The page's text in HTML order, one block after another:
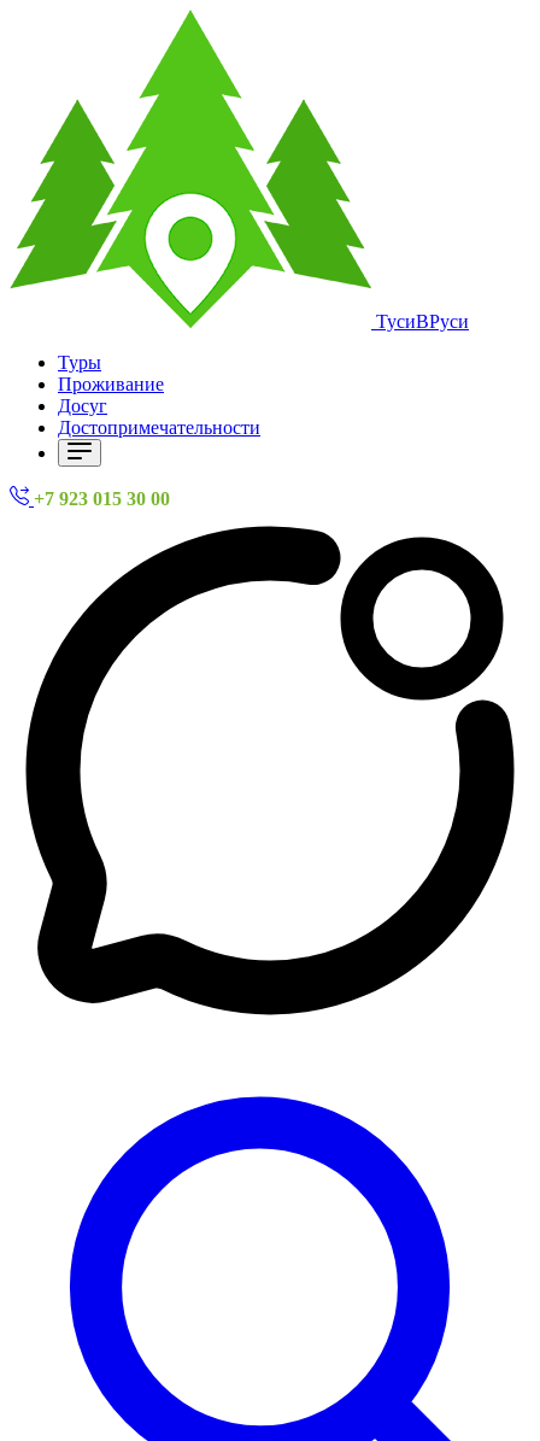
ТусиВРуси
Туры
Проживание
Досуг
Достопримечательности
+7 923 015 30 00